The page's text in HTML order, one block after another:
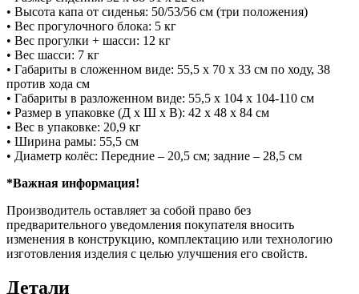
• Высота капа от сиденья: 50/53/56 см (три положения)
• Вес прогулочного блока: 5 кг
• Вес прогулки + шасси: 12 кг
• Вес шасси: 7 кг
• Габариты в сложенном виде: 55,5 х 70 х 33 см по ходу, 38
против хода см
• Габариты в разложенном виде: 55,5 х 104 х 104-110 см
• Размер в упаковке (Д х Ш х В): 42 х 48 х 84 см
• Вес в упаковке: 20,9 кг
• Ширина рамы: 55,5 см
• Диаметр колёс: Передние – 20,5 см; задние – 28,5 см
*Важная информация!
Производитель оставляет за собой право без
предварительного уведомления покупателя вносить
изменения в конструкцию, комплектацию или технологию
изготовления изделия с целью улучшения его свойств.
Детали